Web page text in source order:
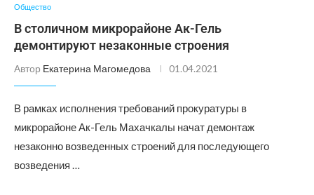
Общество
В столичном микрорайоне Ак-Гель
демонтируют незаконные строения
Автор Екатерина Магомедова 01.04.2021
В рамках исполнения требований прокуратуры в
микрорайоне Ак-Гель Махачкалы начат демонтаж
незаконно возведенных строений для последующего
возведения …